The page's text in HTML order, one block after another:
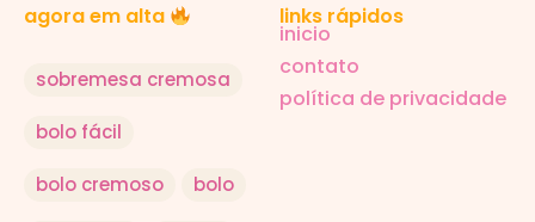
agora em alta
sobremesa cremosa
bolo fácil
bolo cremoso bolo
links rápidos
inicio
contato
política de privacidade